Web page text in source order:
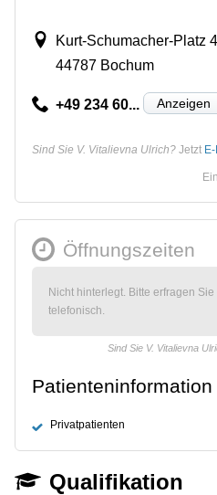
Kurt-Schumacher-Platz
44787 Bochum
+49 234 60... Anzeigen
Sind Sie V. Vitalievna Ulrich? Jetzt
Öffnungszeiten
Nicht hinterlegt. Bitte erfragen
telefonisch.
Sind Sie V. Vitalievna
Patienteninformation
Privatpatienten
Qualifikation